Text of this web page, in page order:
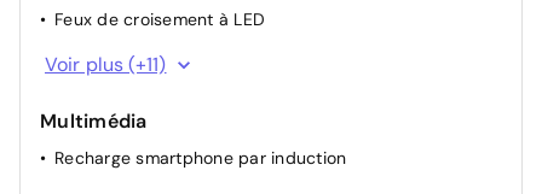
Feux de croisement à LED
Hayon électrique
Lève-vitres AV électriques
Plancher de coffre plat
Voir plus (+11)
Multimédia
Recharge smartphone par induction